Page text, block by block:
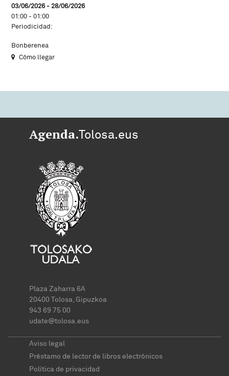
03/06/2026 - 28/06/2026
01:00 - 01:00
Periodicidad:
Bonberenea
Cómo llegar
Agenda.Tolosa.eus
Plaza Zaharra 6A
20400 Tolosa, Gipuzkoa
943 69 75 00
udate@tolosa.eus
Aviso legal
Préstamo de lector de libros electrónicos
Política de privacidad